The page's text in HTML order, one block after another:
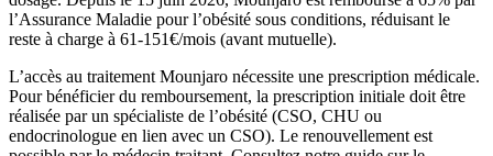
l’Assurance Maladie pour l’obésité sous conditions, réduisant le
reste à charge à 61-151€/mois (avant mutuelle).
L’accès au traitement Mounjaro nécessite une prescription médicale.
Pour bénéficier du remboursement, la prescription initiale doit être
réalisée par un spécialiste de l’obésité (CSO, CHU ou
endocrinologue en lien avec un CSO). Le renouvellement est